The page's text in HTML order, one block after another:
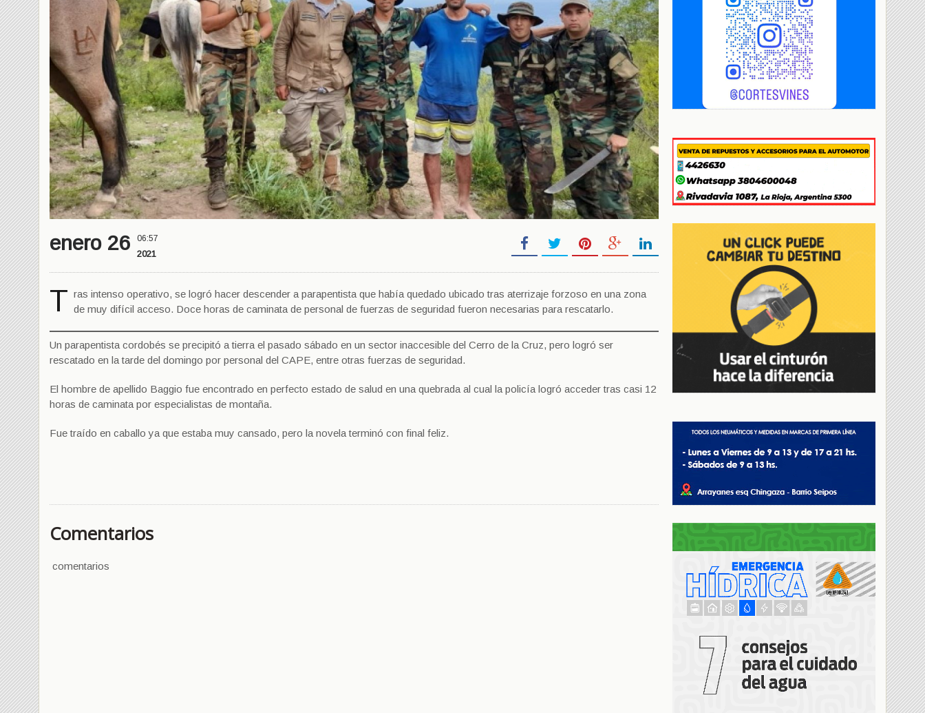
enero 26 06:57
2021
T ras intenso operativo, se logró hacer descender a parapentista que había quedado ubicado tras aterrizaje forzoso en una zona
de muy difícil acceso. Doce horas de caminata de personal de fuerzas de seguridad fueron necesarias para rescatarlo.
Un parapentista cordobés se precipitó a tierra el pasado sábado en un sector inaccesible del Cerro de la Cruz, pero logró ser
rescatado en la tarde del domingo por personal del CAPE, entre otras fuerzas de seguridad.
El hombre de apellido Baggio fue encontrado en perfecto estado de salud en una quebrada al cual la policía logró acceder tras casi 12
horas de caminata por especialistas de montaña.
Fue traído en caballo ya que estaba muy cansado, pero la novela terminó con final feliz.
Comentarios
comentarios